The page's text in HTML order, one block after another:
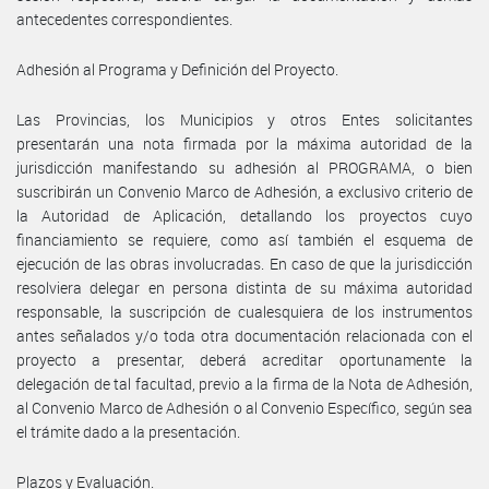
antecedentes correspondientes.
Adhesión al Programa y Definición del Proyecto.
Las Provincias, los Municipios y otros Entes solicitantes
presentarán una nota firmada por la máxima autoridad de la
jurisdicción manifestando su adhesión al PROGRAMA, o bien
suscribirán un Convenio Marco de Adhesión, a exclusivo criterio de
la Autoridad de Aplicación, detallando los proyectos cuyo
financiamiento se requiere, como así también el esquema de
ejecución de las obras involucradas. En caso de que la jurisdicción
resolviera delegar en persona distinta de su máxima autoridad
responsable, la suscripción de cualesquiera de los instrumentos
antes señalados y/o toda otra documentación relacionada con el
proyecto a presentar, deberá acreditar oportunamente la
delegación de tal facultad, previo a la firma de la Nota de Adhesión,
al Convenio Marco de Adhesión o al Convenio Específico, según sea
el trámite dado a la presentación.
Plazos y Evaluación.